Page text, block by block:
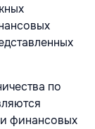
по
финансовых